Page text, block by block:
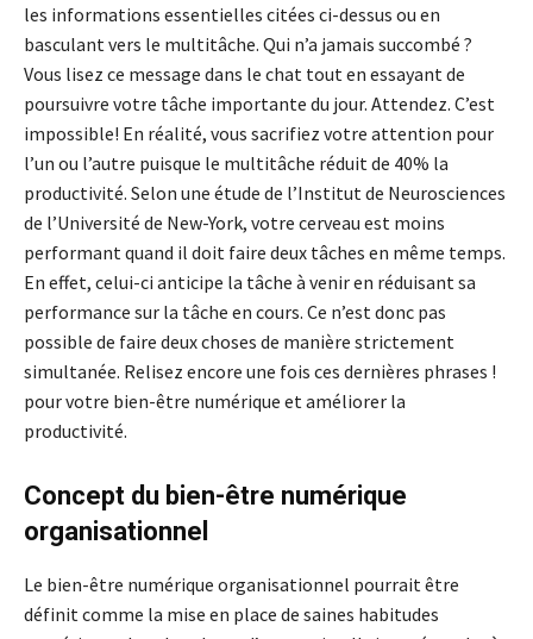
les informations essentielles citées ci-dessus ou en
basculant vers le multitâche. Qui n’a jamais succombé ?
Vous lisez ce message dans le chat tout en essayant de
poursuivre votre tâche importante du jour. Attendez. C’est
impossible! En réalité, vous sacrifiez votre attention pour
l’un ou l’autre puisque le multitâche réduit de 40% la
productivité. Selon une étude de l’Institut de Neurosciences
de l’Université de New-York, votre cerveau est moins
performant quand il doit faire deux tâches en même temps.
En effet, celui-ci anticipe la tâche à venir en réduisant sa
performance sur la tâche en cours. Ce n’est donc pas
possible de faire deux choses de manière strictement
simultanée. Relisez encore une fois ces dernières phrases !
pour votre bien-être numérique et améliorer la
productivité.
Concept du bien-être numérique
organisationnel
Le bien-être numérique organisationnel pourrait être
définit comme la mise en place de saines habitudes